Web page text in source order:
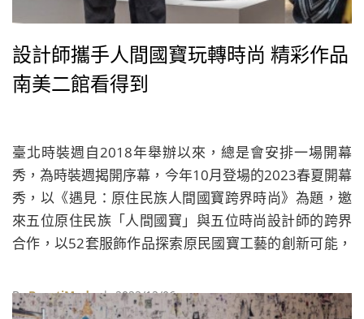
設計師攜手人間國寶玩轉時尚 精彩作品
南美二館看得到
臺北時裝週自2018年舉辦以來，總是會安排一場開幕
秀，為時裝週揭開序幕，今年10月登場的2023春夏開幕
秀，以《遇見：原住民族人間國寶跨界時尚》為題，邀
來五位原住民族「人間國寶」與五位時尚設計師的跨界
合作，以52套服飾作品探索原民國寶工藝的創新可能，
聞的報導。
ByBeautiMode| 2022/12/06